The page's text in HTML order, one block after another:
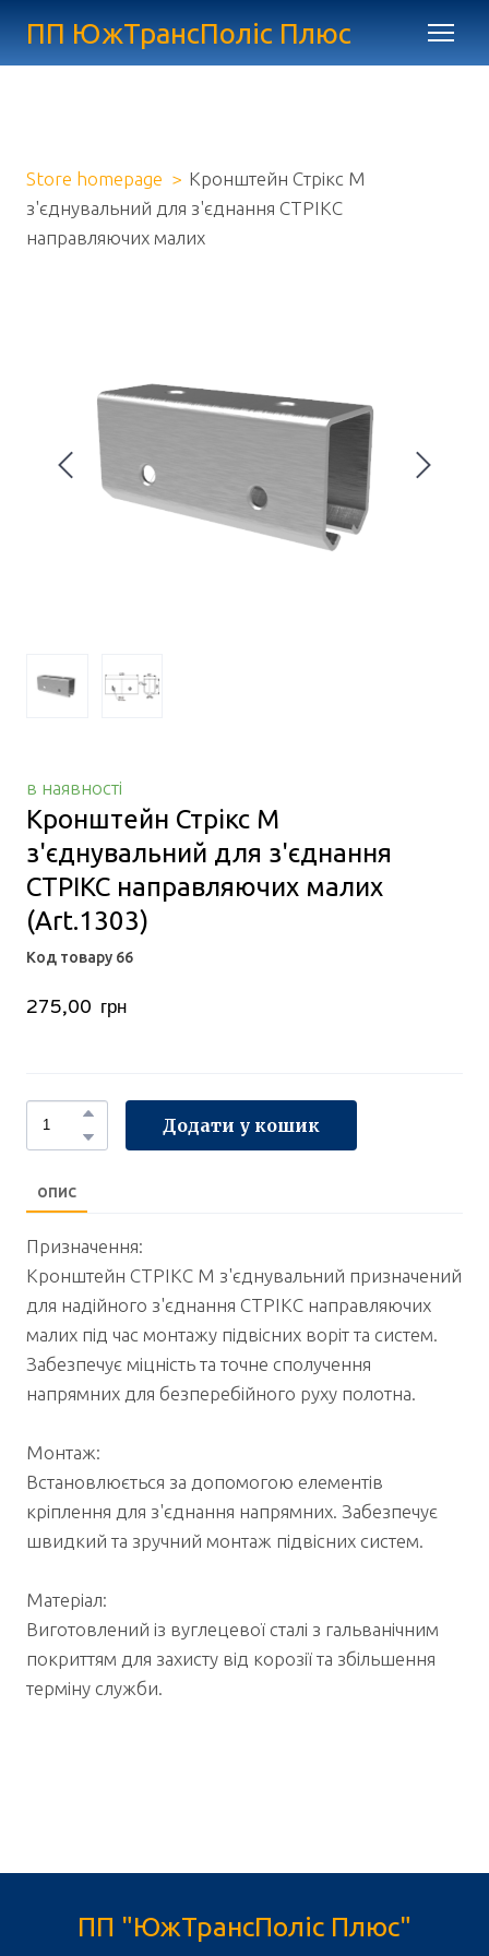
ПП ЮжТрансПоліс Плюс
Store homepage
Кронштейн Стрікс М
з'єднувальний для з'єднання СТРІКС
направляючих малих
в наявності
Кронштейн Стрікс М
з'єднувальний для з'єднання
СТРІКС направляючих малих
(Art.1303)
Код товару 66
275,00  грн
Додати у кошик
ОПИС
Призначення:
Кронштейн СТРІКС М з'єднувальний призначений
для надійного з'єднання СТРІКС направляючих
малих під час монтажу підвісних воріт та систем.
Забезпечує міцність та точне сполучення
напрямних для безперебійного руху полотна.
Монтаж:
Встановлюється за допомогою елементів
кріплення для з'єднання напрямних. Забезпечує
швидкий та зручний монтаж підвісних систем.
Матеріал:
Виготовлений із вуглецевої сталі з гальванічним
покриттям для захисту від корозії та збільшення
терміну служби.
ПП "ЮжТрансПоліс Плюс"